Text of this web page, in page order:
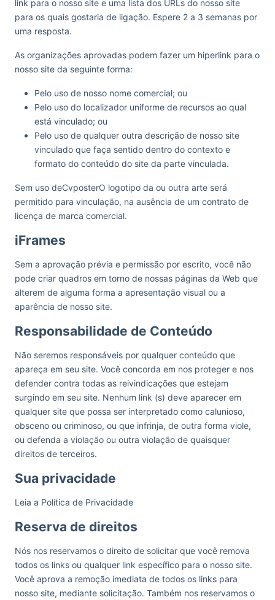
link para o nosso site e uma lista dos URLs do nosso site
para os quais gostaria de ligação. Espere 2 a 3 semanas por
uma resposta.
As organizações aprovadas podem fazer um hiperlink para o
nosso site da seguinte forma:
Pelo uso de nosso nome comercial; ou
Pelo uso do localizador uniforme de recursos ao qual
está vinculado; ou
Pelo uso de qualquer outra descrição de nosso site
vinculado que faça sentido dentro do contexto e
formato do conteúdo do site da parte vinculada.
Sem uso deCvposterO logotipo da ou outra arte será
permitido para vinculação, na ausência de um contrato de
licença de marca comercial.
iFrames
Sem a aprovação prévia e permissão por escrito, você não
pode criar quadros em torno de nossas páginas da Web que
alterem de alguma forma a apresentação visual ou a
aparência de nosso site.
Responsabilidade de Conteúdo
Não seremos responsáveis por qualquer conteúdo que
apareça em seu site. Você concorda em nos proteger e nos
defender contra todas as reivindicações que estejam
surgindo em seu site. Nenhum link (s) deve aparecer em
qualquer site que possa ser interpretado como calunioso,
obsceno ou criminoso, ou que infrinja, de outra forma viole,
ou defenda a violação ou outra violação de quaisquer
direitos de terceiros.
Sua privacidade
Leia a Política de Privacidade
Reserva de direitos
Nós nos reservamos o direito de solicitar que você remova
todos os links ou qualquer link específico para o nosso site.
Você aprova a remoção imediata de todos os links para
nosso site, mediante solicitação. Também nos reservamos o